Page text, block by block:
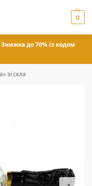
0
Знижка до 70% із кодом
зі скла